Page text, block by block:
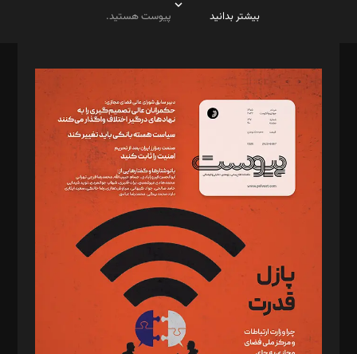
بیشتر بدانید
پیوست هستید.
مدیر مسئول: محمدباقر اثنی‌عشری
سردبیر: مهرک محمودی
دبیر تحریریه: میثم قاسمی
د‌بیر ناداستان: سمانه سمیع
د‌بیر خدمت و تجارت: ابوالفضل رجبی
د‌بیر حقوق فناوری: حسام‌الدین ایپکچی
د‌بیر پیوست جهان: مینا پاکدل
د‌بیر تحریریه آنلاین: بابک نقاش
تحریریه‌: مجتبی محمود‌ی، آرش برهمند، یسنا امان‌پور، سروش کرمیان،
مصطفی مسجدی آرانی، ابوالفضل رجبی، زهرا فکرانه، فائزه فتحی
رستمی،مصطفی باستان
ویرایش: نگار استاد‌‌آقا
طراح یونیفرم: مجید توکلی